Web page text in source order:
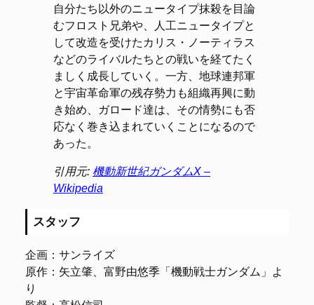
自分たち以外のニュータイプ抹殺を目論
むフロスト兄弟や、人工ニュータイプと
して改造を受けたカリス・ノーティラス
などのライバルたちとの戦いを経てたく
ましく成長していく。一方、地球連邦軍
と宇宙革命軍の残存勢力も組織再興に動
き始め、ガロード達は、その情勢にも否
応なく巻き込まれていくことになるので
あった。
引用元: 機動新世紀ガンダムX –
Wikipedia
スタッフ
企画：サンライズ
原作：矢立肇、富野由悠季「機動戦士ガンダム」よ
り